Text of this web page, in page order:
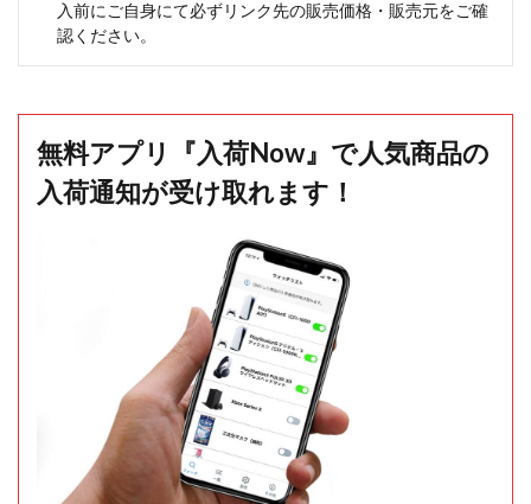
入前にご自身にて必ずリンク先の販売価格・販売元をご確
認ください。
無料アプリ『入荷Now』で人気商品の
入荷通知が受け取れます！